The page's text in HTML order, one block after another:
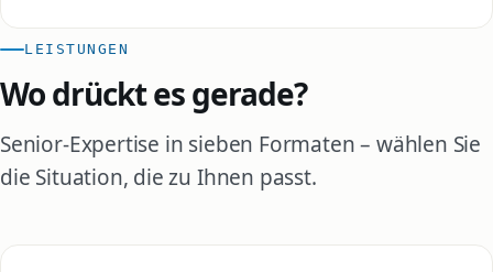
LEISTUNGEN
Wo drückt es gerade?
Senior-Expertise in sieben Formaten – wählen Sie
die Situation, die zu Ihnen passt.